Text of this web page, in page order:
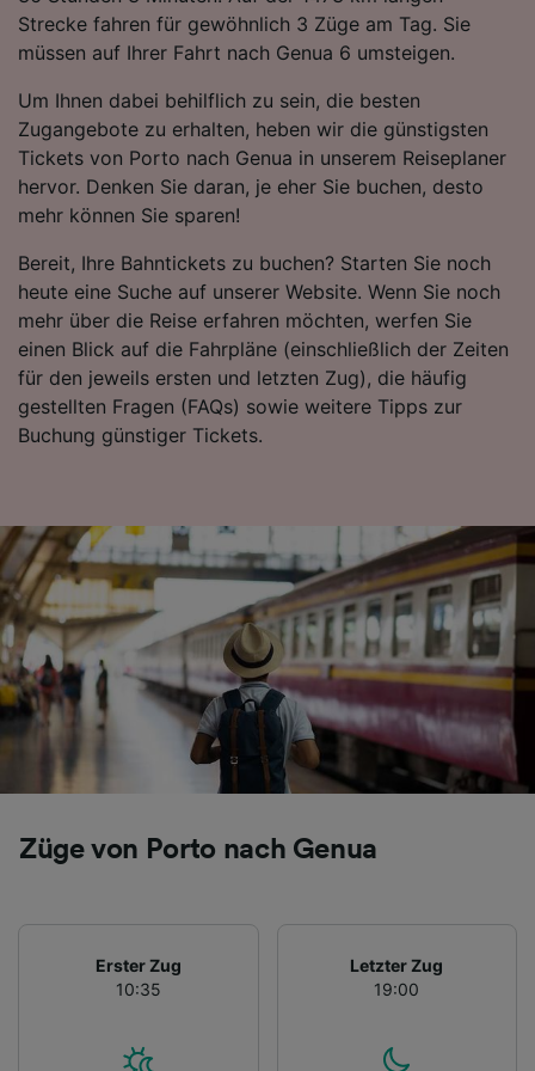
Strecke fahren für gewöhnlich 3 Züge am Tag. Sie
müssen auf Ihrer Fahrt nach Genua 6 umsteigen.
Um Ihnen dabei behilflich zu sein, die besten
Zugangebote zu erhalten, heben wir die günstigsten
Tickets von Porto nach Genua in unserem Reiseplaner
hervor. Denken Sie daran, je eher Sie buchen, desto
mehr können Sie sparen!
Bereit, Ihre Bahntickets zu buchen? Starten Sie noch
heute eine Suche auf unserer Website. Wenn Sie noch
mehr über die Reise erfahren möchten, werfen Sie
einen Blick auf die Fahrpläne (einschließlich der Zeiten
für den jeweils ersten und letzten Zug), die häufig
gestellten Fragen (FAQs) sowie weitere Tipps zur
Buchung günstiger Tickets.
Züge von Porto nach Genua
Erster Zug
10:35
Letzter Zug
19:00
Folgendes bereitzustellen:
Verwendung genauer Standortdaten.
Endgeräteeigenschaften zur Identifikation
Informationen auf einem Endgerät.
Personalisierte Werbung und Inhalte, Messung
von Werbeleistung und der Performance von
Inhalten, Zielgruppenforschung sowie
Entwicklung und Verbesserung von
Angeboten.
Liste der Partner (Lieferanten)